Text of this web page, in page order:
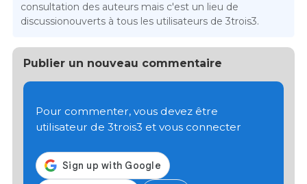
consultation des auteurs mais c'est un lieu de
discussionouverts à tous les utilisateurs de 3trois3.
Publier un nouveau commentaire
Pour commenter, vous devez être
utilisateur de 3trois3 et vous connecter